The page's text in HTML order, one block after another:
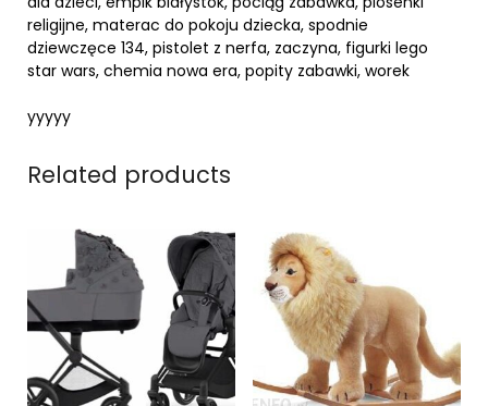
religijne, materac do pokoju dziecka, spodnie
dziewczęce 134, pistolet z nerfa, zaczyna, figurki lego
star wars, chemia nowa era, popity zabawki, worek
yyyyy
Related products